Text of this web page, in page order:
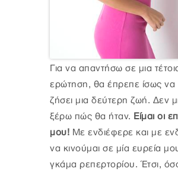
Για να απαντήσω σε μια
ερώτηση, θα έπρεπε ίσως να
ζήσει μια δεύτερη ζωή. Δεν
ξέρω πώς θα ήταν. Είμαι οι
μου! Με ενδιέφερε και με
να κινούμαι σε μία ευρεία
γκάμα ρεπερτορίου. Έτσι,